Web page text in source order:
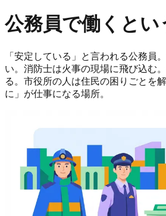
公務員で働くとい
「安定している」と言われる公務員
い。消防士は火事の現場に飛び込む
る。市役所の人は住民の困りごとを
に」が仕事になる場所。